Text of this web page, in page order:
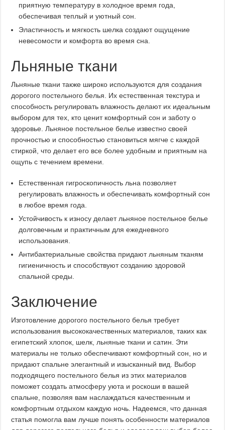
приятную температуру в холодное время года,
обеспечивая теплый и уютный сон.
Эластичность и мягкость шелка создают ощущение
невесомости и комфорта во время сна.
Льняные ткани
Льняные ткани также широко используются для создания
дорогого постельного белья. Их естественная текстура и
способность регулировать влажность делают их идеальным
выбором для тех, кто ценит комфортный сон и заботу о
здоровье. Льняное постельное белье известно своей
прочностью и способностью становиться мягче с каждой
стиркой, что делает его все более удобным и приятным на
ощупь с течением времени.
Естественная гигроскопичность льна позволяет
регулировать влажность и обеспечивать комфортный сон
в любое время года.
Устойчивость к износу делает льняное постельное белье
долговечным и практичным для ежедневного
использования.
Антибактериальные свойства придают льняным тканям
гигиеничность и способствуют созданию здоровой
спальной среды.
Заключение
Изготовление дорогого постельного белья требует
использования высококачественных материалов, таких как
египетский хлопок, шелк, льняные ткани и сатин. Эти
материалы не только обеспечивают комфортный сон, но и
придают спальне элегантный и изысканный вид. Выбор
подходящего постельного белья из этих материалов
поможет создать атмосферу уюта и роскоши в вашей
спальне, позволяя вам наслаждаться качественным и
комфортным отдыхом каждую ночь. Надеемся, что данная
статья помогла вам лучше понять особенности материалов